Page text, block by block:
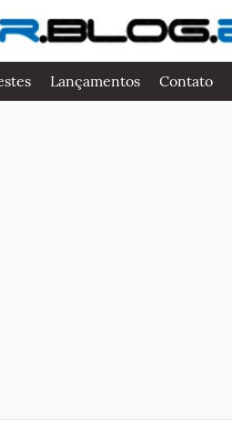
Lançamentos Contato